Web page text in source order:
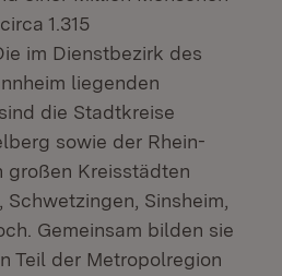
1.315
im Dienstbezirk des
liegenden
die Stadtkreise
sowie der Rhein-
großen Kreisstädten
Sinsheim,
Gemeinsam bilden sie
Teil der Metropolregion